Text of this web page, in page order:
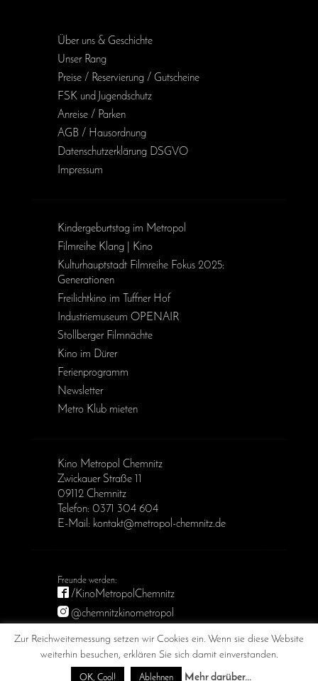
Über uns & Geschichte
Unser Rang
Preise / Reservierung / Gutscheine
FSK und Jugendschutz
Anreise / Parken
AGB / Haus­ordnung
Daten­schutz­erklärung DSGVO
Impressum
Kinder­geburts­tag im Metropol
Filmreihe Klang | Kino
Kulturhauptstadt Filmreihe Fokus 2025:
Generationen
Freilichtkino im Tuffner Hof
Industriemuseum OPENAIR
Stollberger Filmnächte
Kino im Dürer
Ferienprogramm
Newsletter
Metro Klub mieten
Kino Metropol Chemnitz
Zwickauer Straße 11
09112 Chemnitz
Telefon: 0371 304 604
E-Mail: kontakt@metropol-chemnitz.de
/KinoMetropolChemnitz
@chemnitzkinometropol
Zur Reichweitemessung setzen wir Cookies ein. Wenn sie diese Website
weiterhin besuchen, erklären Sie sich damit einverstanden.
OK, Cool! Ablehnen Mehr darüber...